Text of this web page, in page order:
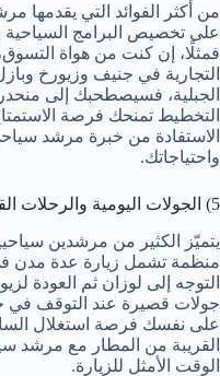
من أكثر الفوائد التي
على تخصيص البرامج
فمثلًا، إن كنت من هواة
التجارية في جنيف وزيورخ
الجبلية، فسيصطحبك إلى
التخطيط تمنحك فرصة
الاستفادة من خبرة مرشد
واحتياجاتك.
5) الجولات اليومية والرحلات القصيرة
يتميّز الكثير من مرشدين
منظمة تشمل زيارة عدة مدن
التوجه إلى لوزان ثم العودة
جولات قصيرة عند التوقف في
على نفسك فرصة استغلال
القريبة من المطار مع
الوقت الأمثل للزيارة.